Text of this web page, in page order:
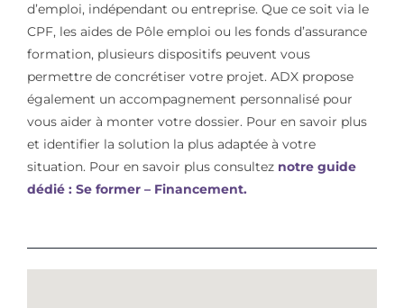
d’emploi, indépendant ou entreprise. Que ce soit via le
CPF, les aides de Pôle emploi ou les fonds d’assurance
formation, plusieurs dispositifs peuvent vous
permettre de concrétiser votre projet. ADX propose
également un accompagnement personnalisé pour
vous aider à monter votre dossier. Pour en savoir plus
et identifier la solution la plus adaptée à votre
situation. Pour en savoir plus consulteznotre guide
dédié : Se former – Financement.